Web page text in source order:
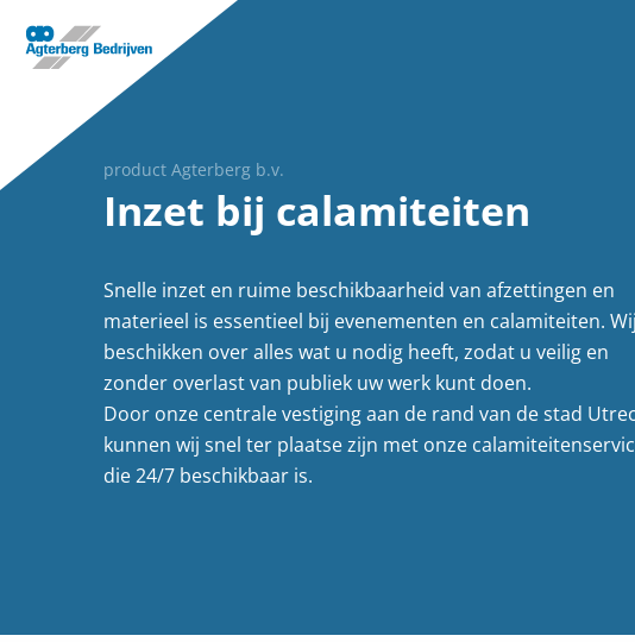
product Agterberg b.v.
Inzet bij calamiteiten
Snelle inzet en ruime beschikbaarheid van afzettingen en
materieel is essentieel bij evenementen en calamiteiten. Wij
beschikken over alles wat u nodig heeft, zodat u veilig en
zonder overlast van publiek uw werk kunt doen.
Door onze centrale vestiging aan de rand van de stad
kunnen wij snel ter plaatse zijn met onze
die 24/7 beschikbaar is.